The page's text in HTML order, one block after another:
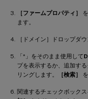
［ファームプロパティ］
ます。
［ドメイン］ドロップダウ
「*」をそのまま使用して
プを表示するか、追加す
リングします。
［検索］
関連するチェックボック